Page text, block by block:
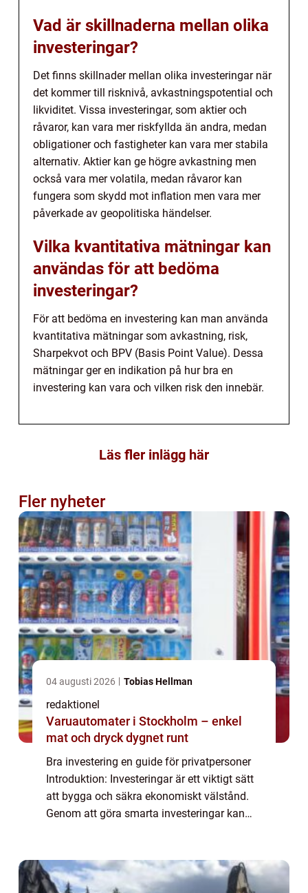
Vad är skillnaderna mellan olika
investeringar?
Det finns skillnader mellan olika investeringar när
det kommer till risknivå, avkastningspotential och
likviditet. Vissa investeringar, som aktier och
råvaror, kan vara mer riskfyllda än andra, medan
obligationer och fastigheter kan vara mer stabila
alternativ. Aktier kan ge högre avkastning men
också vara mer volatila, medan råvaror kan
fungera som skydd mot inflation men vara mer
påverkade av geopolitiska händelser.
Vilka kvantitativa mätningar kan
användas för att bedöma
investeringar?
För att bedöma en investering kan man använda
kvantitativa mätningar som avkastning, risk,
Sharpekvot och BPV (Basis Point Value). Dessa
mätningar ger en indikation på hur bra en
investering kan vara och vilken risk den innebär.
Läs fler inlägg här
Fler nyheter
04 augusti 2026 Tobias Hellman
redaktionel
Varuautomater i Stockholm – enkel
mat och dryck dygnet runt
Bra investering en guide för privatpersoner
Introduktion: Investeringar är ett viktigt sätt
att bygga och säkra ekonomiskt välstånd.
Genom att göra smarta investeringar kan